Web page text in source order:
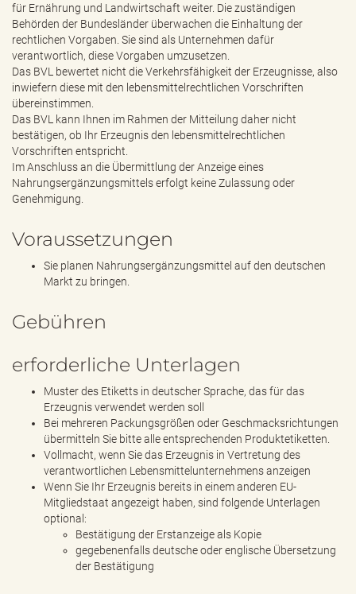
für Ernährung und Landwirtschaft weiter. Die zuständigen
Behörden der Bundesländer überwachen die Einhaltung der
rechtlichen Vorgaben. Sie sind als Unternehmen dafür
verantwortlich, diese Vorgaben umzusetzen.
Das BVL bewertet nicht die Verkehrsfähigkeit der Erzeugnisse, also
inwiefern diese mit den lebensmittelrechtlichen Vorschriften
übereinstimmen.
Das BVL kann Ihnen im Rahmen der Mitteilung daher nicht
bestätigen, ob Ihr Erzeugnis den lebensmittelrechtlichen
Vorschriften entspricht.
Im Anschluss an die Übermittlung der Anzeige eines
Nahrungsergänzungsmittels erfolgt keine Zulassung oder
Genehmigung.
Voraussetzungen
Sie planen Nahrungsergänzungsmittel auf den deutschen
Markt zu bringen.
Gebühren
erforderliche Unterlagen
Muster des Etiketts in deutscher Sprache, das für das
Erzeugnis verwendet werden soll
Bei mehreren Packungsgrößen oder Geschmacksrichtungen
übermitteln Sie bitte alle entsprechenden Produktetiketten.
Vollmacht, wenn Sie das Erzeugnis in Vertretung des
verantwortlichen Lebensmittelunternehmens anzeigen
Wenn Sie Ihr Erzeugnis bereits in einem anderen EU-
Mitgliedstaat angezeigt haben, sind folgende Unterlagen
optional:
Bestätigung der Erstanzeige als Kopie
gegebenenfalls deutsche oder englische Übersetzung
der Bestätigung